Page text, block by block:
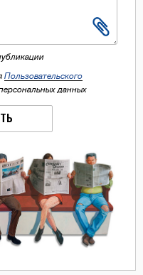
Пользовательского
данных